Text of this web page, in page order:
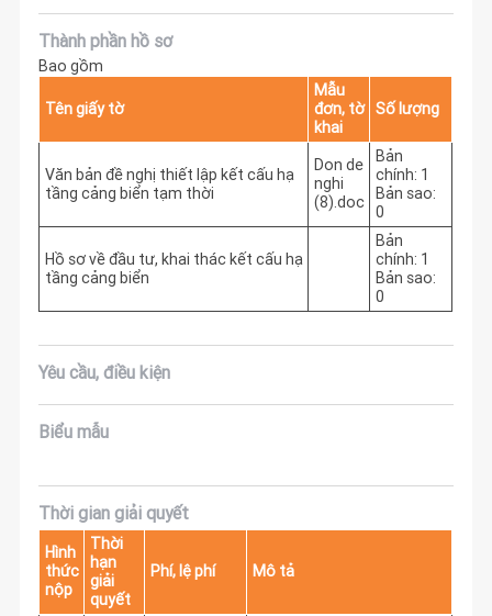
Thành phần hồ sơ
Bao gồm
Tên giấy tờ
Mẫu
đơn, tờ
khai
Số lượng
Văn bản đề nghị thiết lập kết cấu hạ
tầng cảng biển tạm thời
Don de
nghi
(8).doc
Bản
chính: 1
Bản sao:
0
Hồ sơ về đầu tư, khai thác kết cấu hạ
tầng cảng biển
Bản
chính: 1
Bản sao:
0
Yêu cầu, điều kiện
Biểu mẫu
Thời gian giải quyết
Hình
thức
nộp
Thời
hạn
giải
quyết
Phí, lệ phí Mô tả